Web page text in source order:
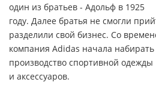
один из братьев - Адольф в 1925
году. Далее братья не смогли
разделили свой бизнес. Со
компания Adidas начала
производство спортивной одежды
и аксессуаров.